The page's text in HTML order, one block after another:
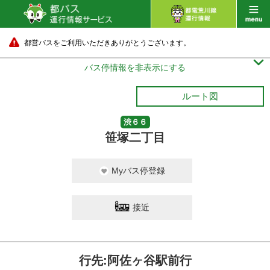
都営バスをご利用いただきありがとうございます。
バス停情報を非表示にする 
ルート図
渋６６
笹塚二丁目
Myバス停登録
接近
行先:阿佐ヶ谷駅前行